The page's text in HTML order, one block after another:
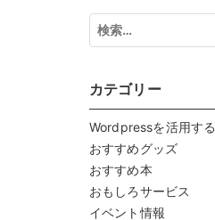
検
索:
カテゴリー
Wordpressを活用する
おすすめグッズ
おすすめ本
おもしろサービス
イベント情報